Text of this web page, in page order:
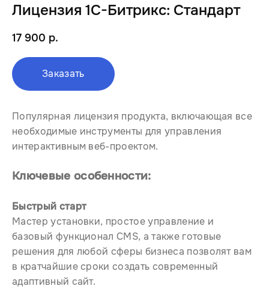
Лицензия 1С-Битрикс: Стандарт
17 900 р.
Заказать
Популярная лицензия продукта, включающая все
необходимые инструменты для управления
интерактивным веб-проектом.
Ключевые особенности:
Быстрый старт
Мастер установки, простое управление и
базовый функционал CMS, а также готовые
решения для любой сферы бизнеса позволят вам
в кратчайшие сроки создать современный
адаптивный сайт.